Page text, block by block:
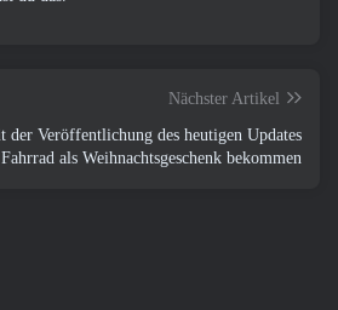
Nächster Artikel
der Veröffentlichung des heutigen Updates
als Weihnachtsgeschenk bekommen